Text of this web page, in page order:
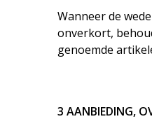
Wanneer de
onverkort,
genoemde
3 AANBIEDING,